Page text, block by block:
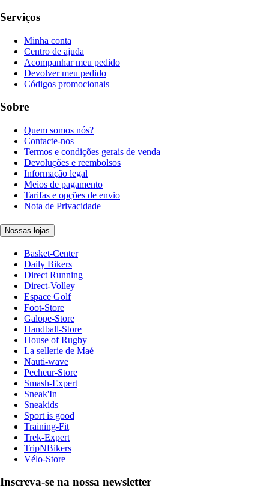
Serviços
Minha conta
Centro de ajuda
Acompanhar meu pedido
Devolver meu pedido
Códigos promocionais
Sobre
Quem somos nós?
Contacte-nos
Termos e condições gerais de venda
Devoluções e reembolsos
Informação legal
Meios de pagamento
Tarifas e opções de envio
Nota de Privacidade
Nossas lojas
Basket-Center
Daily Bikers
Direct Running
Direct-Volley
Espace Golf
Foot-Store
Galope-Store
Handball-Store
House of Rugby
La sellerie de Maé
Nauti-wave
Pecheur-Store
Smash-Expert
Sneak'In
Sneakids
Sport is good
Training-Fit
Trek-Expert
TripNBikers
Vélo-Store
Inscreva-se na nossa newsletter